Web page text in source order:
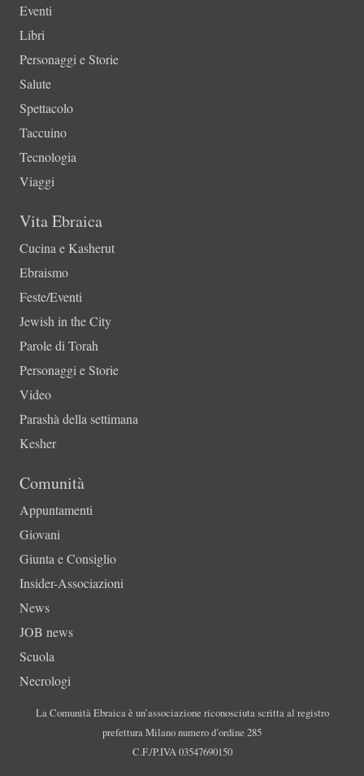
Eventi
Libri
Personaggi e Storie
Salute
Spettacolo
Taccuino
Tecnologia
Viaggi
Vita Ebraica
Cucina e Kasherut
Ebraismo
Feste/Eventi
Jewish in the City
Parole di Torah
Personaggi e Storie
Video
Parashà della settimana
Kesher
Comunità
Appuntamenti
Giovani
Giunta e Consiglio
Insider-Associazioni
News
JOB news
Scuola
Necrologi
La Comunità Ebraica è un’associazione riconosciuta scritta al registro
prefettura Milano numero d’ordine 285
C.F./P.IVA 03547690150